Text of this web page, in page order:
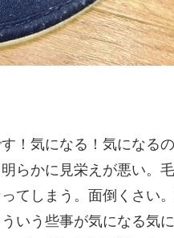
！気になる！気になる
らかに見栄えが悪い。
てしまう。面倒くさい
いう些事が気になる気